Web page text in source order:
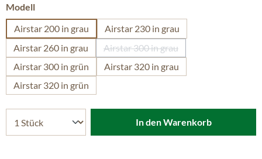
Modellauswählen
Airstar 200 in grau
Airstar 230 in grau
Airstar 260 in grau
Airstar 300 in grau
(Diese Option ist zurzeit nicht
Airstar 300 in grün
Airstar 320 in grau
Airstar 320 in grün
In den Warenkorb